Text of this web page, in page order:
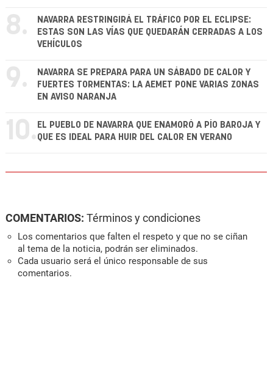
8.
NAVARRA RESTRINGIRÁ EL TRÁFICO POR EL ECLIPSE:
ESTAS SON LAS VÍAS QUE QUEDARÁN CERRADAS A LOS
VEHÍCULOS
9.
NAVARRA SE PREPARA PARA UN SÁBADO DE CALOR Y
FUERTES TORMENTAS: LA AEMET PONE VARIAS ZONAS
EN AVISO NARANJA
10. EL PUEBLO DE NAVARRA QUE ENAMORÓ A PÍO BAROJA Y
QUE ES IDEAL PARA HUIR DEL CALOR EN VERANO
COMENTARIOS: Términos y condiciones
Los comentarios que falten el respeto y que no se ciñan
al tema de la noticia, podrán ser eliminados.
Cada usuario será el único responsable de sus
comentarios.